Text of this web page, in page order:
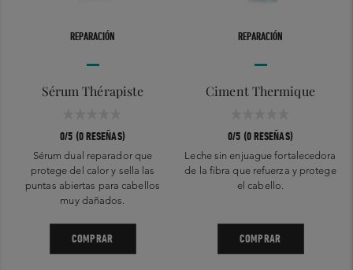
REPARACIÓN
Sérum Thérapiste
0/5 (0 RESEÑAS)
Sérum dual reparador que
protege del calor y sella las
puntas abiertas para cabellos
muy dañados.
COMPRAR
REPARACIÓN
Ciment Thermique
0/5 (0 RESEÑAS)
Leche sin enjuague fortalecedora
de la fibra que refuerza y protege
el cabello.
COMPRAR